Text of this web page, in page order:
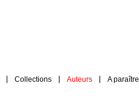
Collections Auteurs A paraître